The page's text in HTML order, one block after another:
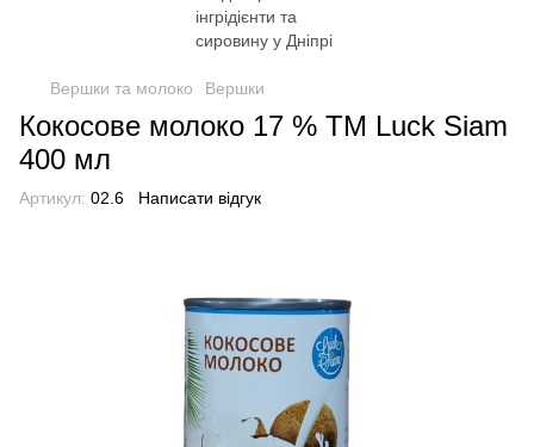
Вершки та молоко Вершки
Кокосове молоко 17 % TM Luck Siam
400 мл
Артикул: 02.6 Написати відгук